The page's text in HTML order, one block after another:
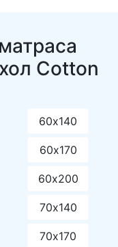
Cotton
60х140
60х170
60х200
70х140
70х170